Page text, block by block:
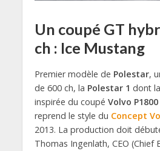
Un coupé GT
ch : Ice Mustang
Premier modèle de Polestar,
de 600 ch, la Polestar 1 dont
inspirée du coupé Volvo P1800
reprend le style du Concept
2013. La production doit
Thomas Ingenlath, CEO (Chief